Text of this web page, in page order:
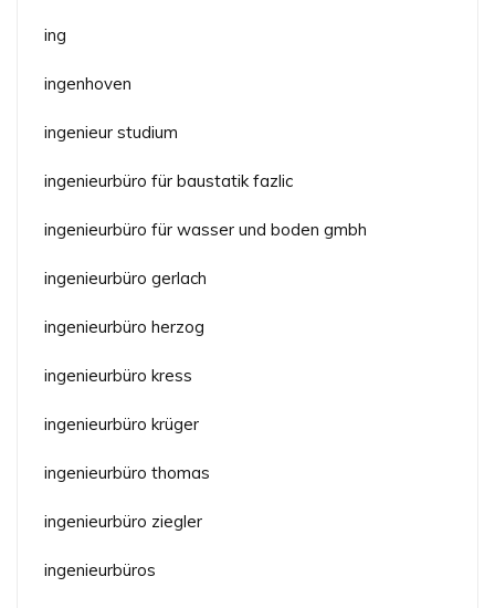
ing
ingenhoven
ingenieur studium
ingenieurbüro für baustatik fazlic
ingenieurbüro für wasser und boden gmbh
ingenieurbüro gerlach
ingenieurbüro herzog
ingenieurbüro kress
ingenieurbüro krüger
ingenieurbüro thomas
ingenieurbüro ziegler
ingenieurbüros